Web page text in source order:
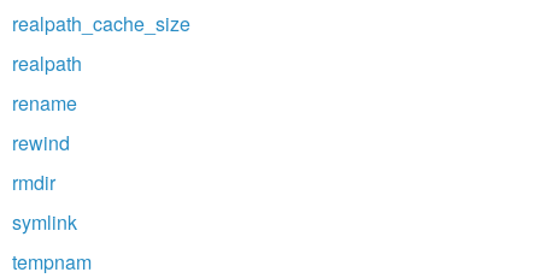
realpath_cache_size
realpath
rename
rewind
rmdir
symlink
tempnam